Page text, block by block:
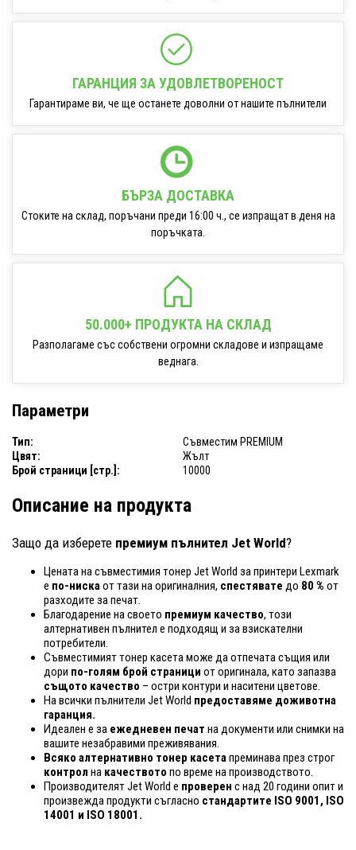
ГАРАНЦИЯ ЗА УДОВЛЕТВОРЕНОСТ
Гарантираме ви, че ще останете доволни от нашите пълнители
БЪРЗА ДОСТАВКА
Стоките на склад, поръчани преди 16:00 ч., се изпращат в деня на
поръчката.
50.000+ ПРОДУКТА НА СКЛАД
Разполагаме със собствени огромни складове и изпращаме
веднага.
Параметри
Тип:
Съвместим PREMIUM
Цвят:
Жълт
Брой страници [стр.]:
10000
Описание на продукта
Защо да изберете премиум пълнител Jet World?
Цената на съвместимия тонер Jet World за принтери Lexmark
е по-нискаот тази на оригиналния, спестявате до 80 % от
разходите за печат.
Благодарение на своето премиум качество, този
алтернативен пълнител е подходящ и за взискателни
потребители.
Съвместимият тонер касета може да отпечата същия или
дори по-голям брой страници от оригинала, като запазва
същото качество – остри контури и наситени цветове.
На всички пълнители Jet World предоставяме доживотна
гаранция.
Идеален е за ежедневен печат на документи или снимки на
вашите незабравими преживявания.
Всяко алтернативно тонер касетапреминава през строг
контрол на качеството по време на производството.
Производителят Jet World е проверен с над 20 години опит и
произвежда продукти съгласно стандартите ISO 9001, ISO
14001 и ISO 18001.